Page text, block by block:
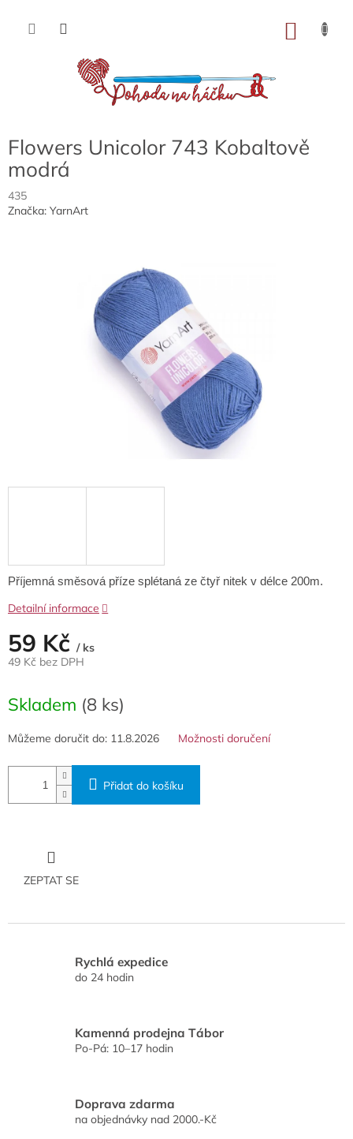
obsah
Flowers Unicolor 743 Kobaltově
modrá
435
Značka: YarnArt
59 Kč / ks
49 Kč bez DPH
cena:
Skladem (8 ks)
Můžeme doručit do: 11.8.2026 Možnosti doručení
Přidat do košíku
Příjemná směsová příze splétaná ze čtyř nitek v délce 200m.
Detailní informace
ZEPTAT SE
Rychlá expedice
do 24 hodin
Kamenná prodejna Tábor
Po-Pá: 10–17 hodin
Doprava zdarma
na objednávky nad 2000.-Kč